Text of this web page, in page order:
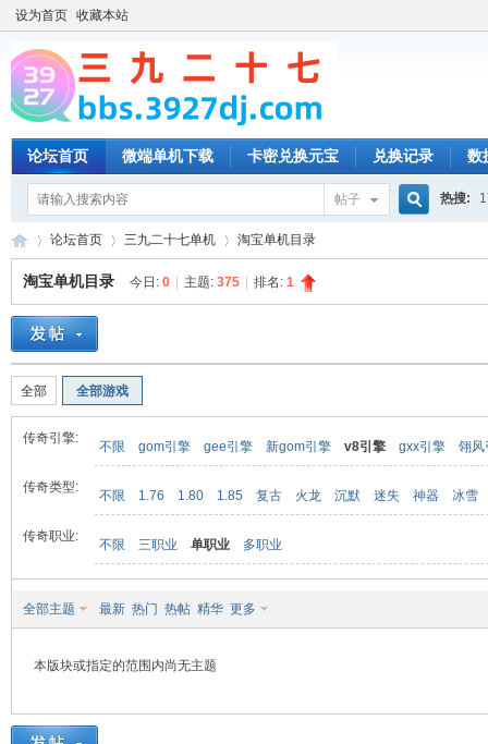
设为首页 收藏本站
论坛首页 微端单机下载 卡密兑换元宝 兑换记录 数
帖子 热搜:
»
论坛首页 三九二十七单机 淘宝单机目录
淘宝单机目录 今日: 0 主题: 375 排名: 1
全部 全部游戏
传奇引擎:
不限 gom引擎 gee引擎 新gom引擎 v8引擎 gxx引擎 翎风
传奇类型:
不限 1.76 1.80 1.85 复古 火龙 沉默 迷失 神器 冰雪
传奇职业:
不限 三职业 单职业 多职业
全部主题 最新 热门 热帖 精华 更多
本版块或指定的范围内尚无主题